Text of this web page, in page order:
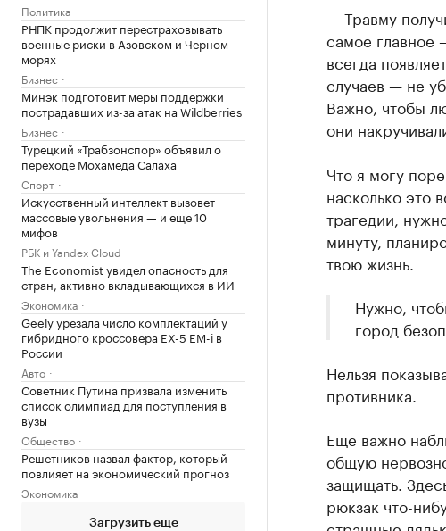
Политика
РНПК продолжит перестраховывать
военные риски в Азовском и Черном
морях
Бизнес
Минэк подготовит меры поддержки
пострадавших из-за атак на Wildberries
Бизнес
Турецкий «Трабзонспор» объявил о
переходе Мохамеда Салаха
Спорт
Искусственный интеллект вызовет
массовые увольнения — и еще 10
мифов
РБК и Yandex Cloud
The Economist увидел опасность для
стран, активно вкладывающихся в ИИ
Экономика
Geely урезала число комплектаций у
гибридного кроссовера EX-5 EM-i в
России
Авто
Советник Путина призвала изменить
список олимпиад для поступления в
вузы
Общество
Решетников назвал фактор, который
повлияет на экономический прогноз
Экономика
Загрузить еще
— Травму
самое главное
всегда
случаев — не
Важно, чтобы
они
Что я могу
насколько это
трагедии,
минуту,
твою жизнь.
Нужно,
город
Нельзя
противника.
Еще важно
общую
защищать.
рюкзак что-